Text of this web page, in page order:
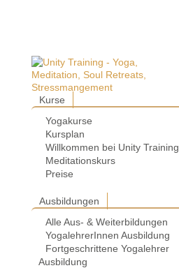
Kurse
Yogakurse
Kursplan
Willkommen bei Unity Training
Meditationskurs
Preise
Ausbildungen
Alle Aus- & Weiterbildungen
YogalehrerInnen Ausbildung
Fortgeschrittene Yogalehrer
Ausbildung